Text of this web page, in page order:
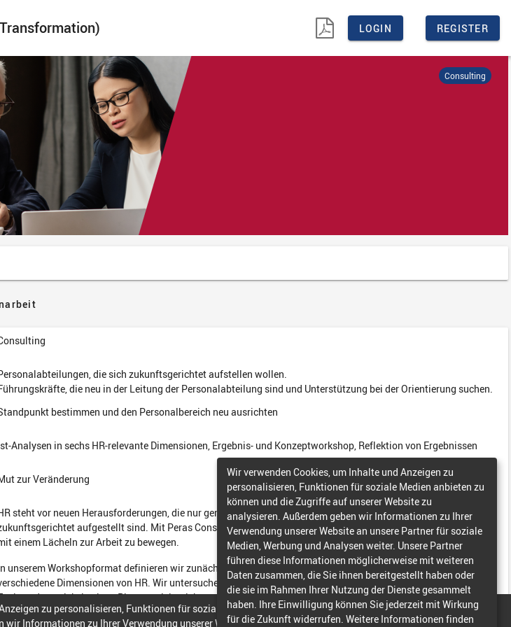
Wir verwenden Cookies, um Inhalte und Anzeigen zu
personalisieren, Funktionen für soziale Medien anbieten zu
können und die Zugriffe auf unserer Website zu
analysieren. Außerdem geben wir Informationen zu Ihrer
Verwendung unserer Website an unsere Partner für soziale
Medien, Werbung und Analysen weiter. Unsere Partner
führen diese Informationen möglicherweise mit weiteren
Daten zusammen, die Sie ihnen bereitgestellt haben oder
die sie im Rahmen Ihrer Nutzung der Dienste gesammelt
haben. Ihre Einwilligung können Sie jederzeit mit Wirkung
für die Zukunft widerrufen. Weitere Informationen finden